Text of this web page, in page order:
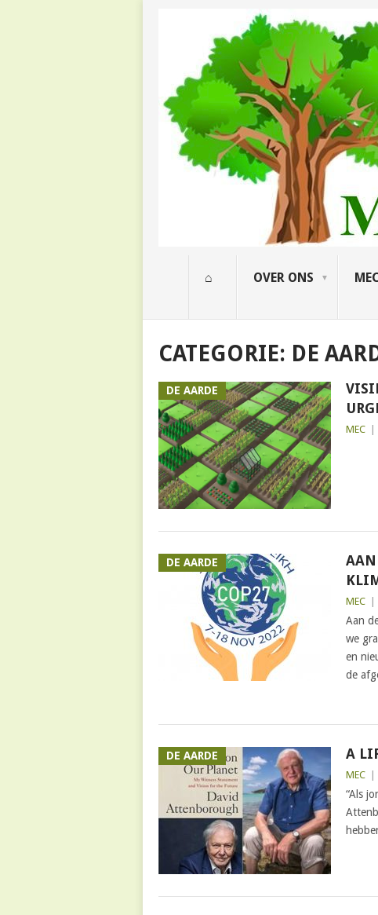
⌂ OVER ONS
CATEGORIE: DE
DE AARDE
MEC
DE AARDE
AAN
MEC
Aan
we
en
de
DE AARDE A
MEC
“Als